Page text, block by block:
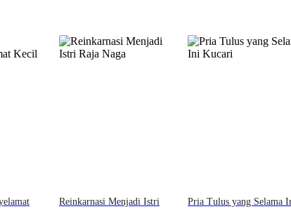
Reinkarnasi Menjadi Istri
Pria Tulus yang Selama